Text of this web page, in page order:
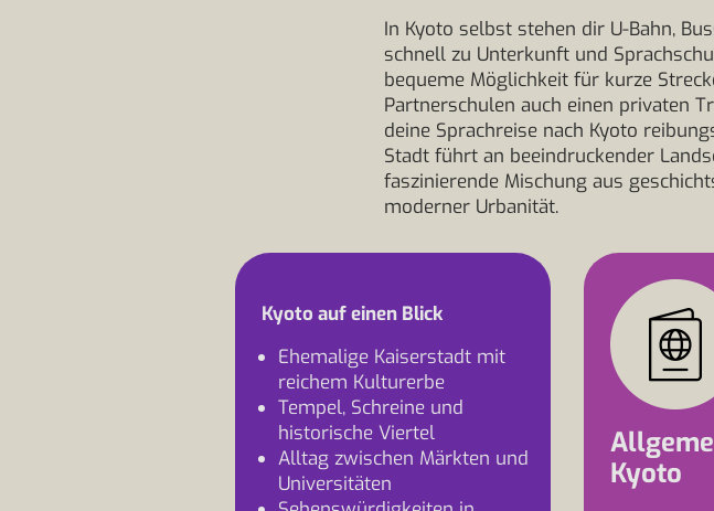
In Kyoto selbst stehen dir U-Bahn,
schnell zu Unterkunft und
bequeme Möglichkeit für kurze
Partnerschulen auch einen privaten
deine Sprachreise nach Kyoto
Stadt führt an beeindruckender
faszinierende Mischung aus
moderner Urbanität.
Kyoto auf einen Blick
Ehemalige Kaiserstadt mit
reichem Kulturerbe
Tempel, Schreine und
historische Viertel
Alltag zwischen Märkten und
Universitäten
Kyoto